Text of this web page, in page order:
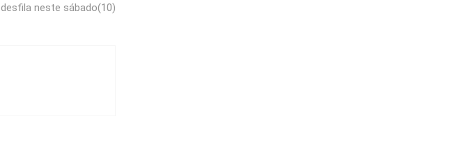
desfila neste sábado(10)